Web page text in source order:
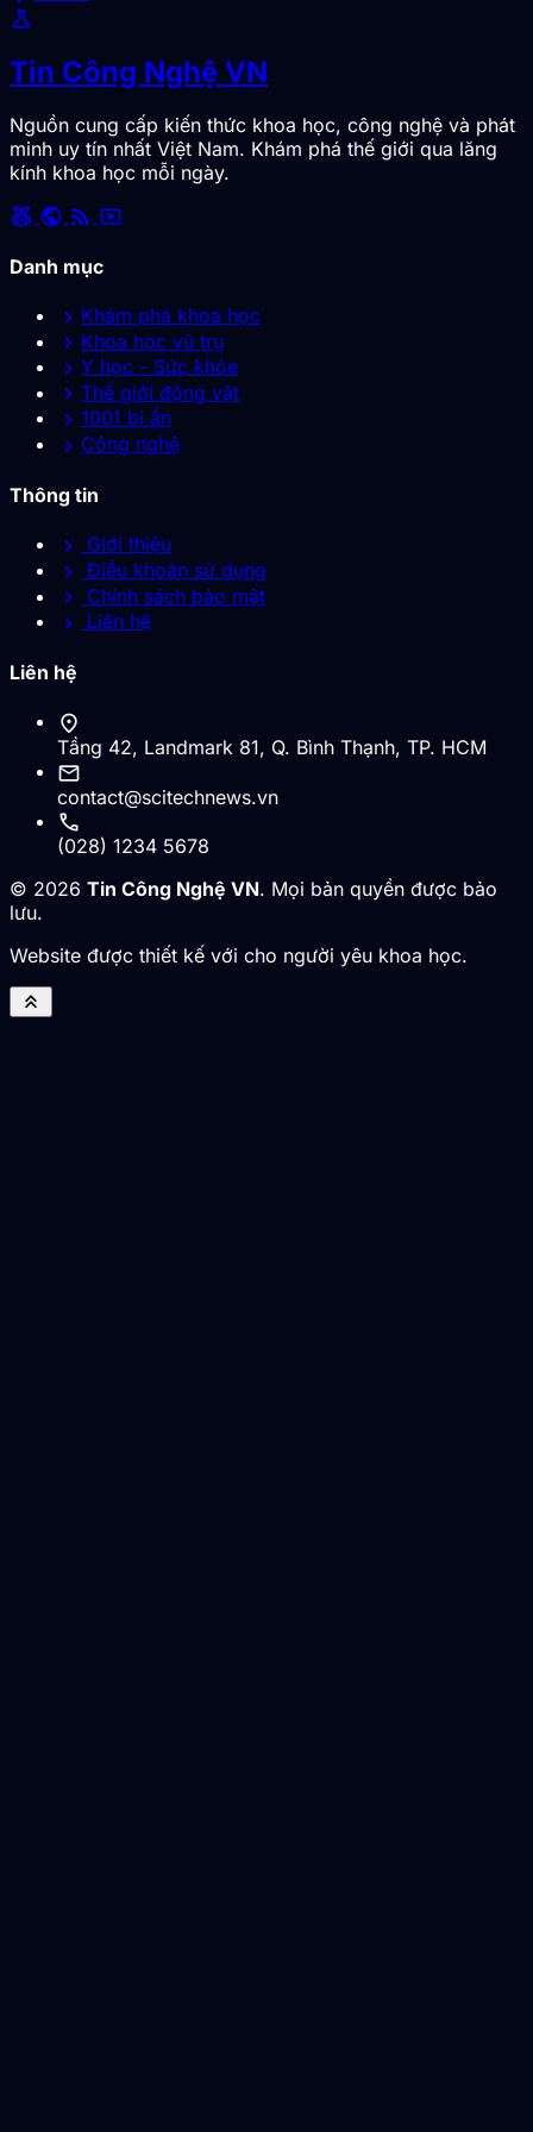
science
Tin Công Nghệ VN
Nguồn cung cấp kiến thức khoa học, công nghệ và phát
minh uy tín nhất Việt Nam. Khám phá thế giới qua lăng
kính khoa học mỗi ngày.
social_leaderboard public rss_feed smart_display
Danh mục
chevron_right Khám phá khoa học
chevron_right Khoa học vũ trụ
chevron_right Y học - Sức khỏe
chevron_right Thế giới động vật
chevron_right 1001 bí ẩn
chevron_right Công nghệ
Thông tin
chevron_right Giới thiệu
chevron_right Điều khoản sử dụng
chevron_right Chính sách bảo mật
chevron_right Liên hệ
Liên hệ
location_on
Tầng 42, Landmark 81, Q. Bình Thạnh, TP. HCM
mail
contact@scitechnews.vn
call
(028) 1234 5678
© 2026 Tin Công Nghệ VN. Mọi bản quyền được bảo
lưu.
Website được thiết kế với cho người yêu khoa học.
keyboard_double_arrow_up